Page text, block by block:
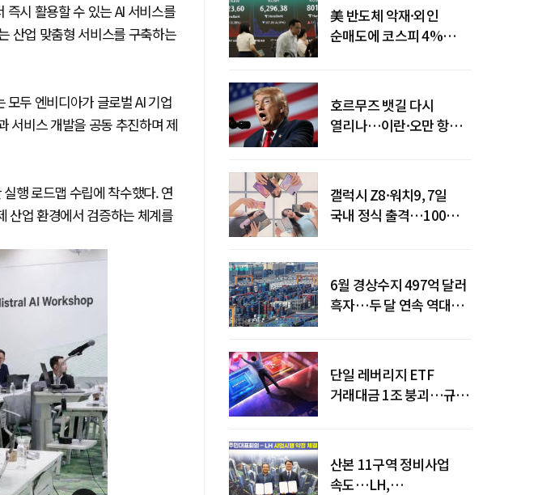
즉시 활용할 수 있는 AI 서비스를
산업 맞춤형 서비스를 구축하는
모두 엔비디아가 글로벌 AI 기업
서비스 개발을 공동 추진하며 제
행 로드맵 수립에 착수했다. 연
산업 환경에서 검증하는 체계를
美 반도체 악재·외인
순매도에 코스피 4%
호르무즈 뱃길 다시
열리나…이란·오만 항로
갤럭시 Z8·워치9, 7일
국내 정식 출격…100개국
6월 경상수지 497억 달러
흑자…두 달 연속 역대
단일 레버리지 ETF
거래대금 1조 붕괴…규제
산본 11구역 정비사업
속도…LH,